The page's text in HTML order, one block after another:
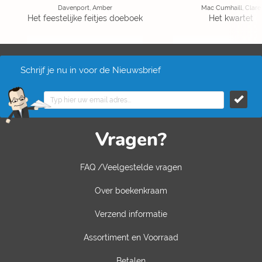
Davenport, Amber
Het feestelijke feitjes doeboek
Mac Cumhaill, Clare
Het kwartet
Schrijf je nu in voor de Nieuwsbrief
Vragen?
FAQ /Veelgestelde vragen
Over boekenkraam
Verzend informatie
Assortiment en Voorraad